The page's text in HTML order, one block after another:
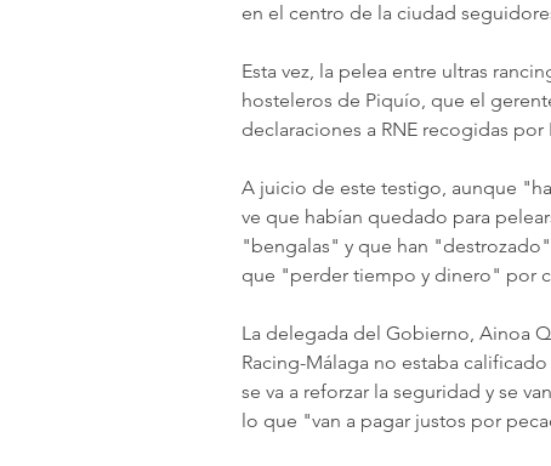
en el centro de la ciudad
Esta vez, la pelea entre ultras
hosteleros de Piquío, que el
declaraciones a RNE recogidas por
A juicio de este testigo, aunque
ve que habían quedado para
"bengalas" y que han
que "perder tiempo y dinero" por
La delegada del Gobierno, Ainoa
Racing-Málaga no estaba
se va a reforzar la seguridad y se
lo que "van a pagar justos por